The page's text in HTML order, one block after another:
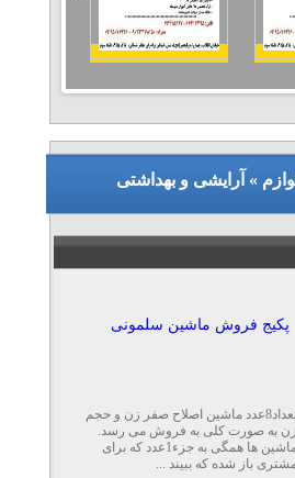
» آرایشی و بهداشتی
پکیج فروش ماشین سلمونی
تعداد8عدد ماشین اصلاح صفر زن و حجم
زن به صورت کلی به فروش می رسد.
ماشین ها همگی به جزء1عدد که برای
باز شده که ببیند ...